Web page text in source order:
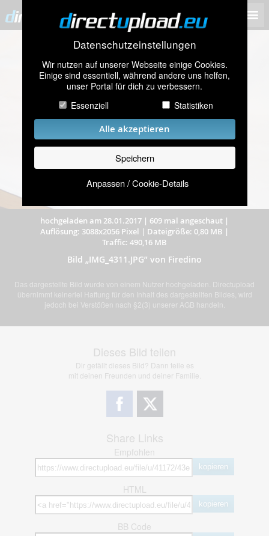
Datenschutzeinstellungen
Wir nutzen auf unserer Webseite einige Cookies.
Einige sind essentiell, während andere uns helfen,
unser Portal für dich zu verbessern.
Essenziell
Statistiken
Alle akzeptieren
Speichern
Anpassen / Cookie-Details
hochgeladen am 28.01.2017 | 609 mal angeschaut |
Auflösung: 3088x2056 Pixel | Dateigröße: 0,80 MB |
Traffic: 490,16 MB
Bild „IMG_4311.JPG” von Firedino
Das dargestellte Bild wurde von einem Nutzer hochgeladen. Directupload
übernimmt keinerlei Haftung für den Inhalt des dargestellten Bildes, wird
jedoch bei Verstößen nach §2(3) unserer AGB handeln.
Dieses Bild teilen
Dir gefällt dieses Bild? Dann teile es
mit deinen Freunden und deiner Familie.
Share Links
Empfohlen
kopieren
HTML
kopieren
BB Code